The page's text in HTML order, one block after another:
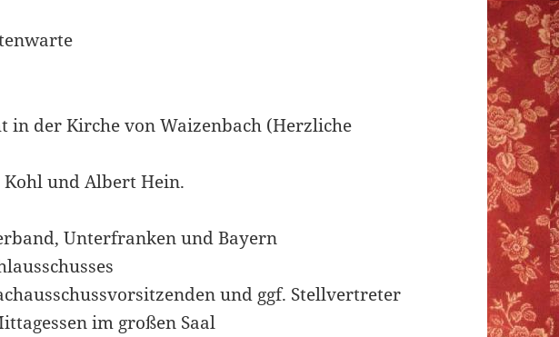
in der Kirche von Waizenbach (Herzliche
Kohl und Albert Hein.
Unterfranken und Bayern
und ggf. Stellvertreter
im großen Saal